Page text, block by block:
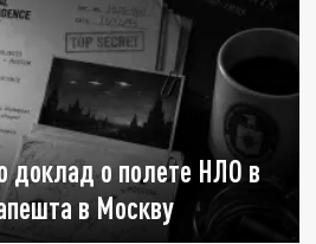
доклад о полете НЛО в
в Москву